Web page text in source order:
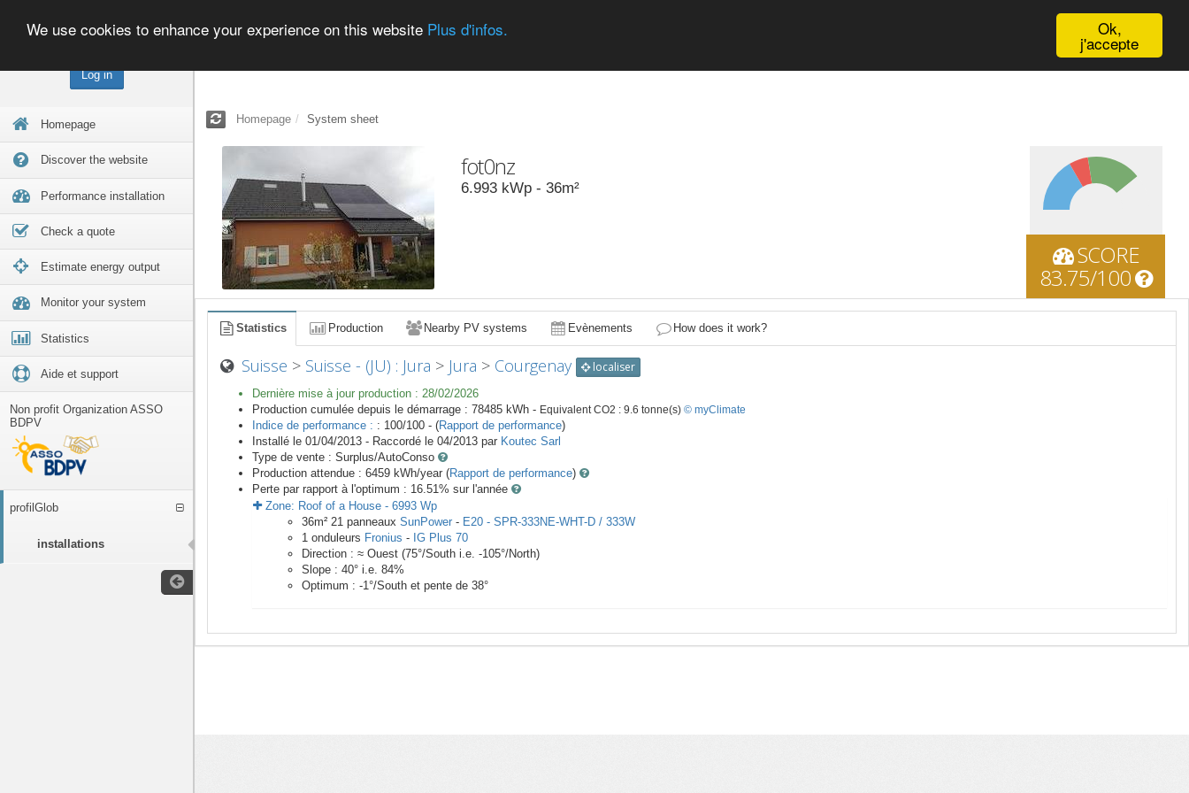
Log in
Homepage
Discover the website
Performance installation
Check a quote
Estimate energy output
Monitor your system
Statistics
Aide et support
Non profit Organization ASSO
BDPV
profilGlob
installations
Ok,
j'accepte
We use cookies to enhance your experience on this website Plus d'infos.
Homepage System sheet
fot0nz
6.993 kWp - 36m²
SCORE
83.75/100
Statistics Production Nearby PV systems Evènements How does it work?
Suisse > Suisse - (JU) : Jura > Jura > Courgenay localiser
Dernière mise à jour production : 28/02/2026
Production cumulée depuis le démarrage : 78485 kWh - Equivalent CO2 : 9.6 tonne(s) © myClimate
Indice de performance : : 100/100 - (Rapport de performance)
Installé le 01/04/2013 - Raccordé le 04/2013 par Koutec Sarl
Type de vente : Surplus/AutoConso
Production attendue : 6459 kWh/year (Rapport de performance)
Perte par rapport à l'optimum : 16.51% sur l'année
Zone: Roof of a House - 6993 Wp
36m² 21 panneaux SunPower - E20 - SPR-333NE-WHT-D / 333W
1 onduleurs Fronius - IG Plus 70
Direction : ≈ Ouest (75°/South i.e. -105°/North)
Slope : 40° i.e. 84%
Optimum : -1°/South et pente de 38°